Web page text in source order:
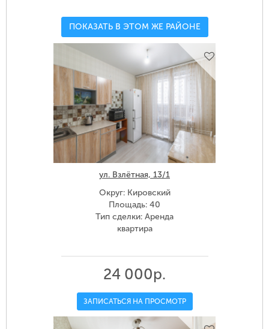
ПОКАЗАТЬ В ЭТОМ ЖЕ РАЙОНЕ
ул. Взлётная, 13/1
Округ: Кировский
Площадь: 40
Тип сделки: Аренда
квартира
24 000р.
ЗАПИСАТЬСЯ НА ПРОСМОТР